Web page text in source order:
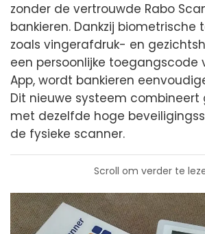
zonder de vertrouwde Rabo
bankieren. Dankzij biometrische
zoals vingerafdruk- en
een persoonlijke toegangscode
App, wordt bankieren
Dit nieuwe systeem combineert
met dezelfde hoge
de fysieke scanner.
Scroll om verder te